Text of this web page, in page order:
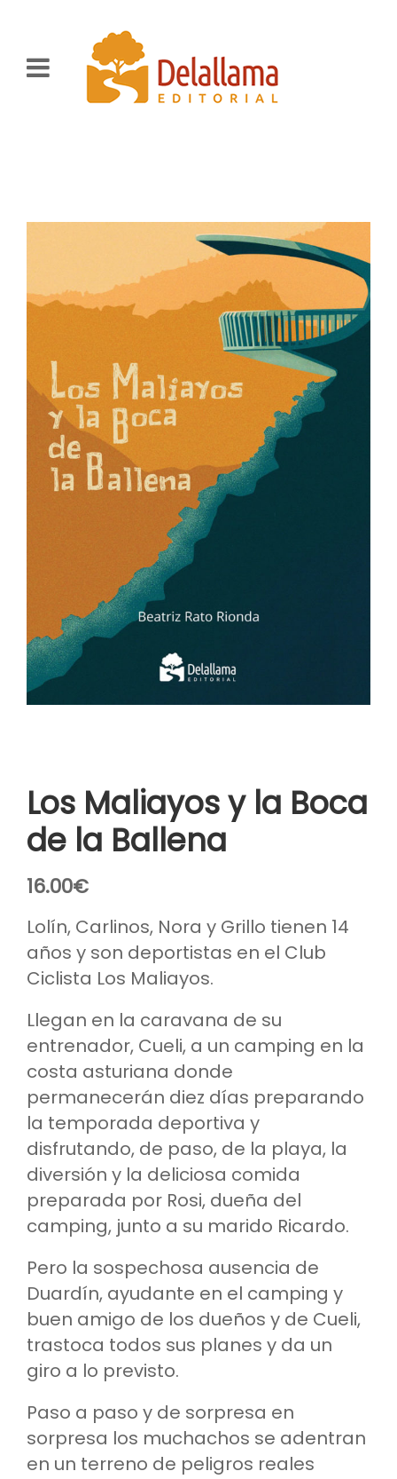
Los Maliayos y la Boca
de la Ballena
16.00€
Lolín, Carlinos, Nora y Grillo tienen 14
años y son deportistas en el Club
Ciclista Los Maliayos.
Llegan en la caravana de su
entrenador, Cueli, a un camping en la
costa asturiana donde
permanecerán diez días preparando
la temporada deportiva y
disfrutando, de paso, de la playa, la
diversión y la deliciosa comida
preparada por Rosi, dueña del
camping, junto a su marido Ricardo.
Pero la sospechosa ausencia de
Duardín, ayudante en el camping y
buen amigo de los dueños y de Cueli,
trastoca todos sus planes y da un
giro a lo previsto.
Paso a paso y de sorpresa en
sorpresa los muchachos se adentran
en un terreno de peligros reales